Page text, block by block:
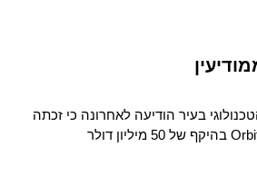
בעיר הודיעה לאחרונה כי זכתה